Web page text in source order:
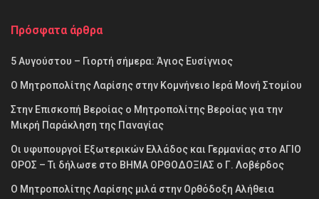
Πρόσφατα άρθρα
5 Αυγούστου – Γιορτή σήμερα: Άγιος Ευσίγνιος
Ο Μητροπολίτης Λαρίσης στην Κομνήνειο Ιερά Μονή Στομίου
Στην Επισκοπή Βεροίας ο Μητροπολίτης Βεροίας για την
Μικρή Παράκληση της Παναγίας
Οι υφυπουργοί Εξωτερικών Ελλάδος και Γερμανίας στο ΑΓΙΟ
ΟΡΟΣ – Τι δήλωσε στο ΒΗΜΑ ΟΡΘΟΔΟΞΙΑΣ ο Γ. Λοβέρδος
Ο Μητροπολίτης Λαρίσης μιλά στην Ορθόδοξη Αλήθεια